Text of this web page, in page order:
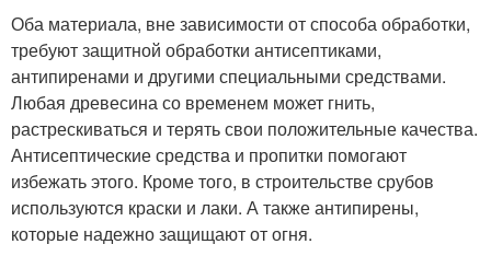
Оба материала, вне зависимости от способа обработки,
требуют защитной обработки антисептиками,
антипиренами и другими специальными средствами.
Любая древесина со временем может гнить,
растрескиваться и терять свои положительные качества.
Антисептические средства и пропитки помогают
избежать этого. Кроме того, в строительстве срубов
используются краски и лаки. А также антипирены,
которые надежно защищают от огня.